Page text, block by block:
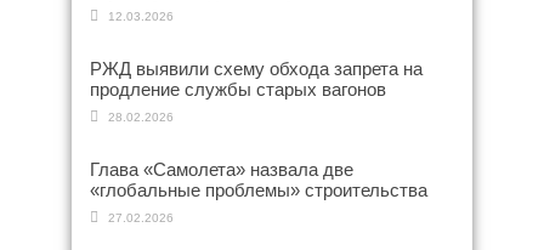
12.03.2026
РЖД выявили схему обхода запрета на
продление службы старых вагонов
28.02.2026
Глава «Самолета» назвала две
«глобальные проблемы» строительства
27.02.2026